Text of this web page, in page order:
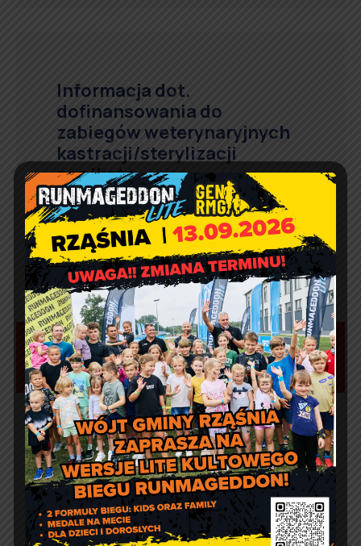
Informacja dot.
dofinansowania do
zabiegów weterynaryjnych
kastracji/sterylizacji
psa/kota
Aktualności
Artur Ruka Comment off
Dzień Sportu w Reklach